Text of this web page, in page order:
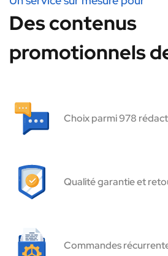
Des contenus
promotionnels
Choix parmi 978
Qualité garantie et
Commandes